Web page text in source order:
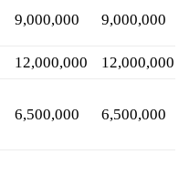
9,000,000 9,000,000
12,000,000 12,000,000
6,500,000 6,500,000